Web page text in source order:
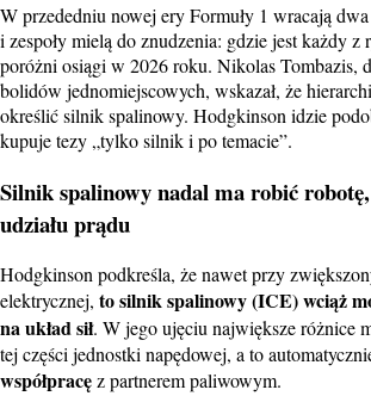
W przededniu nowej ery Formuły 1 wracają
i zespoły mielą do znudzenia: gdzie jest każdy
poróżni osiągi w 2026 roku. Nikolas Tombazis,
bolidów jednomiejscowych, wskazał, że
określić silnik spalinowy. Hodgkinson idzie
kupuje tezy „tylko silnik i po temacie”.
Silnik spalinowy nadal ma robić
udziału prądu
Hodgkinson podkreśla, że nawet przy
elektrycznej, to silnik spalinowy (ICE) wciąż
na układ sił. W jego ujęciu największe różnice
tej części jednostki napędowej, a to
współpracęz partnerem paliwowym.